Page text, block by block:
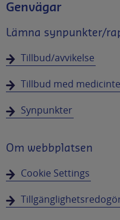
Genvägar
Lämna synpunkter/
Tillbud/avvikelse
Tillbud med
Synpunkter
Om webbplatsen
Cookie Settings